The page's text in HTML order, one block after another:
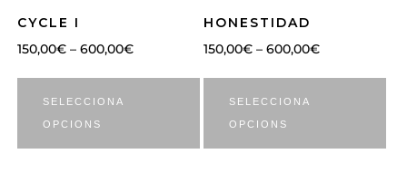
CYCLE I
150,00€ – 600,00€
SELECCIONA
OPCIONS
HONESTIDAD
150,00€ – 600,00€
SELECCIONA
OPCIONS